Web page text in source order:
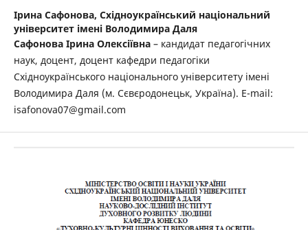
Ірина Сафонова, Східноукраїнський національний
університет імені Володимира Даля
Сафонова Ірина Олексіївна– кандидат педагогічних
наук, доцент, доцент кафедри педагогіки
Східноукраїнського національного університету імені
Володимира Даля (м. Сєвєродонецьк, Україна). E-mail:
isafonova07@gmail.com